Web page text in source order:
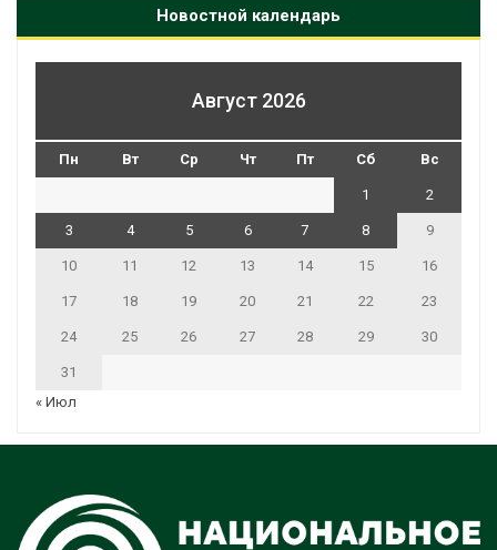
Новостной календарь
Август 2026
Пн Вт Ср Чт Пт Сб Вс
1 2
3 4 5 6 7 8 9
10 11 12 13 14 15 16
17 18 19 20 21 22 23
24 25 26 27 28 29 30
31
« Июл